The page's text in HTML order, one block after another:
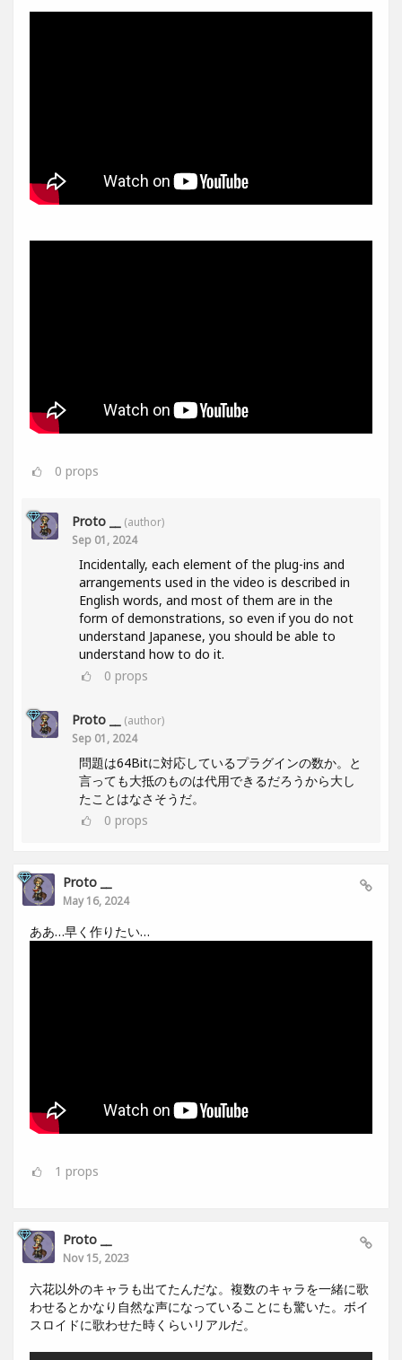
0 props
Proto __
(author)
Sep 01, 2024
Incidentally, each element of the plug-ins and
arrangements used in the video is described in
English words, and most of them are in the
form of demonstrations, so even if you do not
understand Japanese, you should be able to
understand how to do it.
0 props
Proto __
(author)
Sep 01, 2024
問題は64Bitに対応しているプラグインの数か。と
言っても大抵のものは代用できるだろうから大し
たことはなさそうだ。
0 props
Proto __
May 16, 2024
ああ…早く作りたい…
1 props
Proto __
Nov 15, 2023
六花以外のキャラも出てたんだな。複数のキャラを一緒に歌
わせるとかなり自然な声になっていることにも驚いた。ボイ
スロイドに歌わせた時くらいリアルだ。